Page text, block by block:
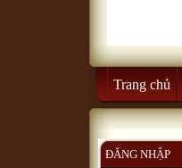
Trang chủ
ĐĂNG NHẬP